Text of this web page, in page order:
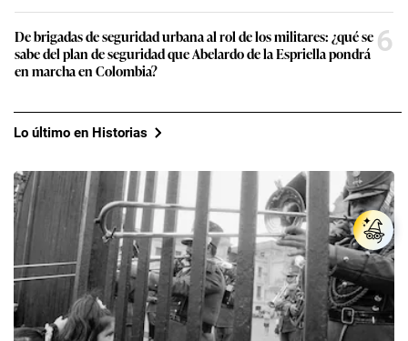
De brigadas de seguridad urbana al rol de los militares: ¿qué se
sabe del plan de seguridad que Abelardo de la Espriella pondrá
en marcha en Colombia?
6
Lo último en Historias